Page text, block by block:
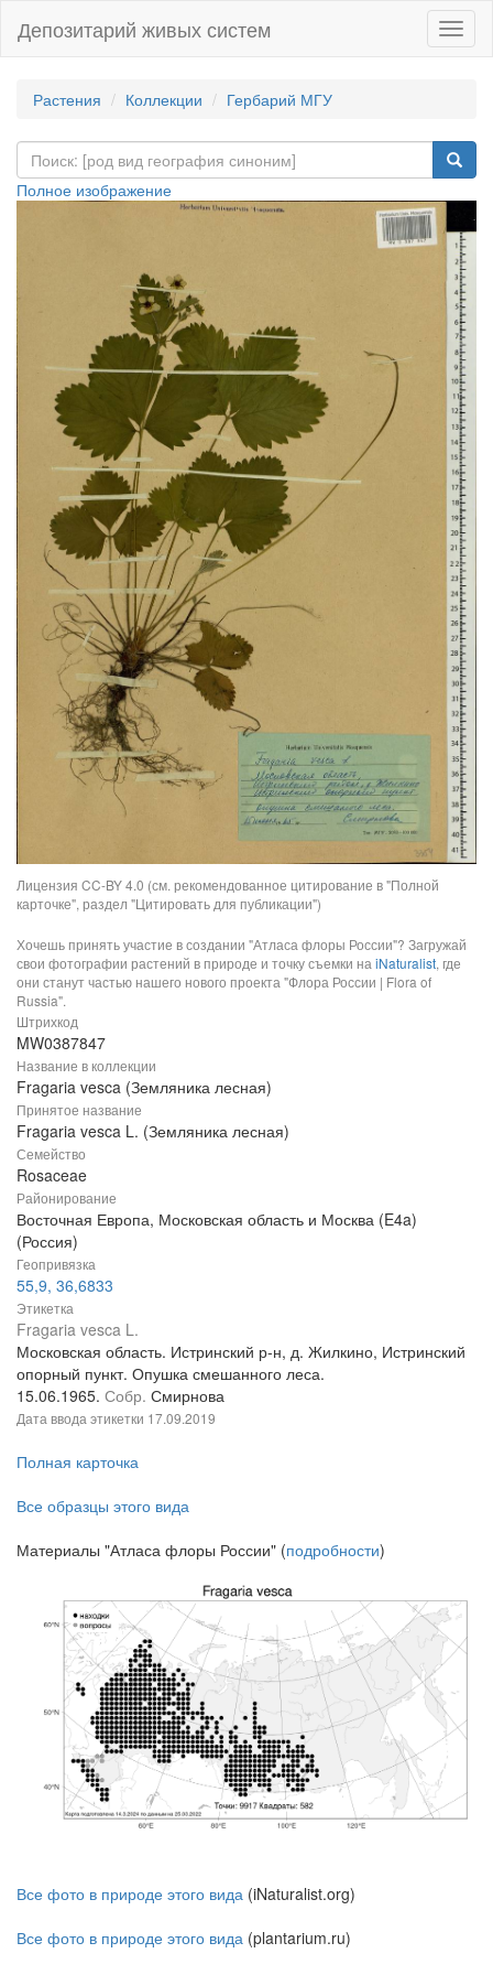
Депозитарий живых систем
Растения Коллекции Гербарий МГУ
Полное изображение
Лицензия CC-BY 4.0 (см. рекомендованное цитирование в "Полной
карточке", раздел "Цитировать для публикации")
Хочешь принять участие в создании "Атласа флоры России"? Загружай
свои фотографии растений в природе и точку съемки на iNaturalist, где
они станут частью нашего нового проекта "Флора России | Flora of
Russia".
Штрихкод
MW0387847
Название в коллекции
Fragaria vesca (Земляника лесная)
Принятое название
Fragaria vesca L. (Земляника лесная)
Семейство
Rosaceae
Районирование
Восточная Европа, Московская область и Москва (E4a)
(Россия)
Геопривязка
55,9, 36,6833
Этикетка
Fragaria vesca L.
Московская область. Истринский р-н, д. Жилкино, Истринский
опорный пункт. Опушка смешанного леса.
15.06.1965. Собр. Смирнова
Дата ввода этикетки 17.09.2019
Полная карточка
Все образцы этого вида
Материалы "Атласа флоры России" (подробности)
Все фото в природе этого вида (iNaturalist.org)
Все фото в природе этого вида (plantarium.ru)